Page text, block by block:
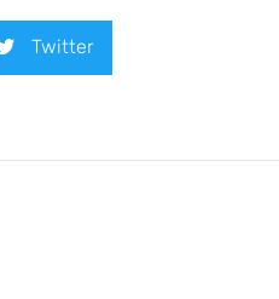
Twitter